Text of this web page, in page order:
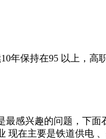
保持在95 以上，高
感兴趣的问题，下
现在主要是铁道供电